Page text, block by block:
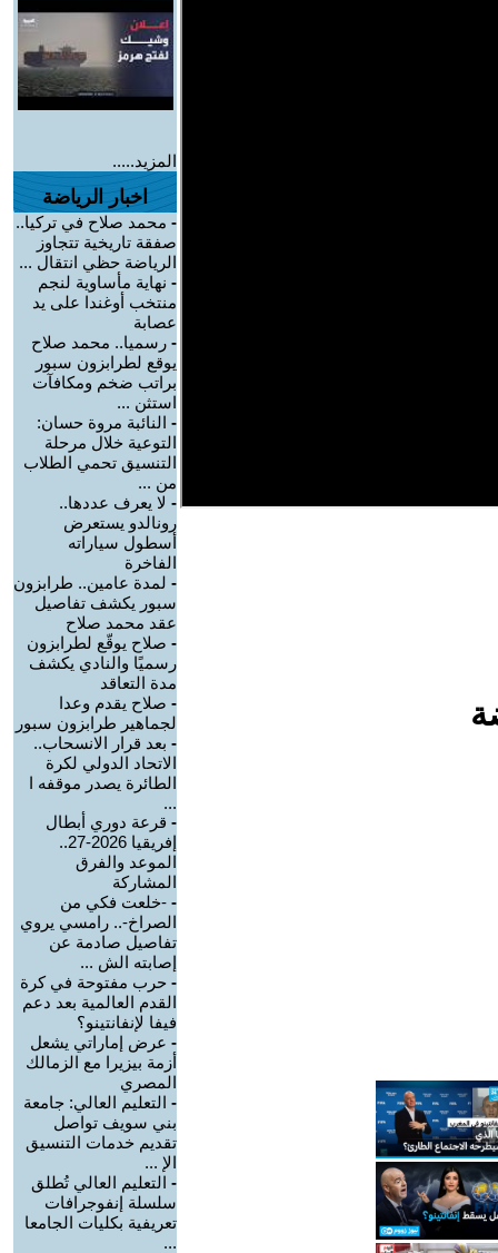
المزيد.....
اخبار الرياضة
- محمد صلاح في تركيا..
صفقة تاريخية تتجاوز
الرياضة حظي انتقال ...
- نهاية مأساوية لنجم
منتخب أوغندا على يد
عصابة
- رسميا.. محمد صلاح
يوقع لطرابزون سبور
براتب ضخم ومكافآت
استثن ...
- النائبة مروة حسان:
التوعية خلال مرحلة
التنسيق تحمي الطلاب
من ...
- لا يعرف عددها..
رونالدو يستعرض
أسطول سياراته
الفاخرة
- لمدة عامين.. طرابزون
سبور يكشف تفاصيل
عقد محمد صلاح
- صلاح يوقّع لطرابزون
رسميًا والنادي يكشف
مدة التعاقد
- صلاح يقدم وعدا
لجماهير طرابزون سبور
- بعد قرار الانسحاب..
الاتحاد الدولي لكرة
الطائرة يصدر موقفه ا
...
- قرعة دوري أبطال
إفريقيا 2026-27..
الموعد والفرق
المشاركة
- -خلعت فكي من
الصراخ-.. رامسي يروي
تفاصيل صادمة عن
إصابته الش ...
- حرب مفتوحة في كرة
القدم العالمية بعد دعم
فيفا لإنفانتينو؟
- عرض إماراتي يشعل
أزمة بيزيرا مع الزمالك
المصري
- التعليم العالي: جامعة
بني سويف تواصل
تقديم خدمات التنسيق
الإ ...
- التعليم العالي تُطلق
سلسلة إنفوجرافات
تعريفية بكليات الجامعا
...